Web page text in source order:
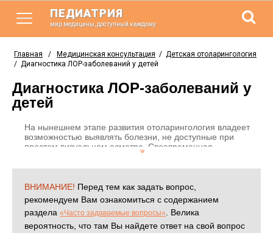
ПЕДИАТРИЯ
мир медицины, доступный каждому
Главная / Медицинская консультация / Детская отоларингология
/ Диагностика ЛОР-заболеваний у детей
Диагностика ЛОР-заболеваний у
детей
На нынешнем этапе развития отоларингология владеет
возможностью выявлять болезни, не доступные при
простом визуальном осмотре. Своевременная
диагностика поможет назначить эффективное лечение и
ВНИМАНИЕ! Перед тем как задать вопрос,
рекомендуем Вам ознакомиться с содержанием
раздела «Часто задаваемые вопросы»
. Велика
вероятность, что там Вы найдете ответ на свой вопрос